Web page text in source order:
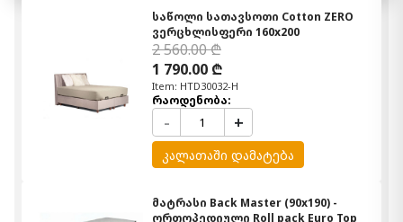
საწოლი სათავსოთი Cotton ZERO
ვერცხლისფერი 160x200
2 560.00 ₾
1 790.00 ₾
Item: HTD30032-H
რაოდენობა:
- +
კალათაში დამატება
მატრასი Back Master (90x190) -
ორთოპედიული Roll pack Euro Top